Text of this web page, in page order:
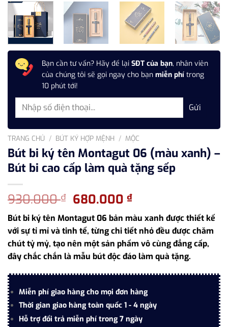
Bạn cần tư vấn? Hãy để lại SĐT của bạn, nhân viên
của chúng tôi sẽ gọi ngay cho bạn miễn phí trong
10 phút tới!
TRANG CHỦ / BÚT KÝ HỢP MỆNH / MỘC
Bút bi ký tên Montagut 06 (màu xanh) –
Bút bi cao cấp làm quà tặng sếp
930.000₫ Giá
gốc
là:
930.000 ₫.
680.000₫Giá
hiện
tại
là:
680.000 ₫.
Bút bi ký tên Montagut 06 bản màu xanh được thiết kế
với sự tỉ mỉ và tinh tế, từng chi tiết nhỏ đều được chăm
chút tỷ mỷ, tạo nên một sản phẩm vô cùng đẳng cấp,
đây chắc chắn là mẫu bút độc đáo làm quà tặng.
Miễn phí giao hàng cho mọi đơn hàng
Thời gian giao hàng toàn quốc 1 - 4 ngày
Hỗ trợ đổi trả miễn phí trong 7 ngày